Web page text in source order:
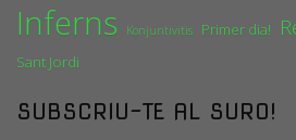
Inferns Konjuntivitis Primer dia!
Sant Jordi
SUBSCRIU-TE AL SURO!